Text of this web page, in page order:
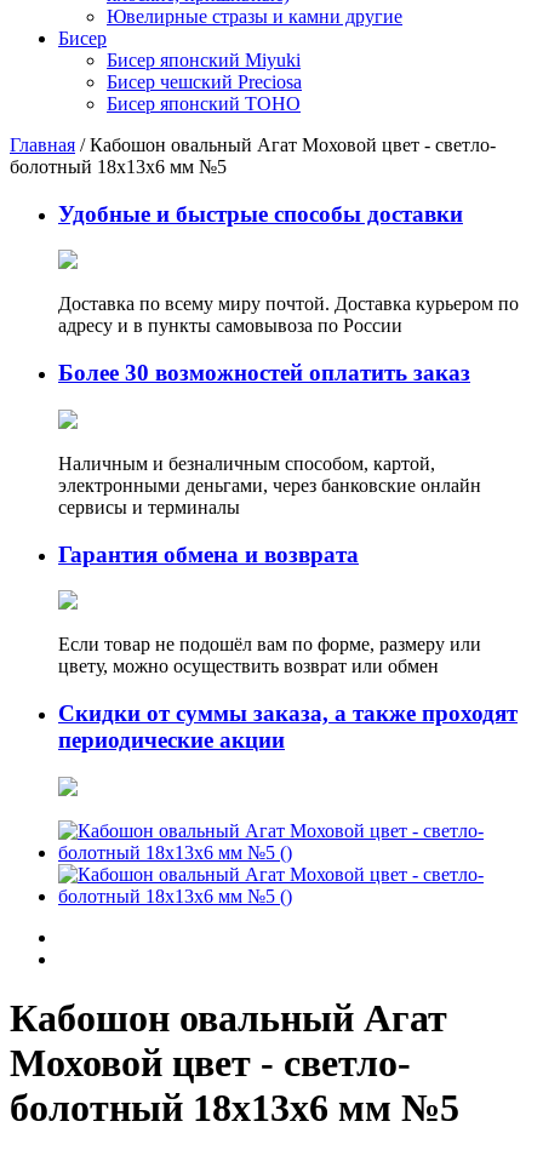
Ювелирные стразы и камни другие
Бисер
Бисер японский Miyuki
Бисер чешский Preciosa
Бисер японский TOHO
Главная /Кабошон овальный Агат Моховой цвет - светло-
болотный 18х13х6 мм №5
Удобные и быстрые способы доставки
Доставка по всему миру почтой. Доставка курьером по
адресу и в пункты самовывоза по России
Более 30 возможностей оплатить заказ
Наличным и безналичным способом, картой,
электронными деньгами, через банковские онлайн
сервисы и терминалы
Гарантия обмена и возврата
Если товар не подошёл вам по форме, размеру или
цвету, можно осуществить возврат или обмен
Скидки от суммы заказа, а также проходят
периодические акции
Кабошон овальный Агат
Моховой цвет - светло-
болотный 18х13х6 мм №5